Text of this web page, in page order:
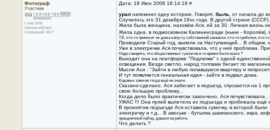
Фотограф
Участник
с янв 2006
Чкаловский-Круг
Сообщений: 8617
Дата: 18 Июн 2008 18:14:19 #
уралнапомнил одну историю. Говорят, быль, от начала до
Случилось это 31 декабря 19хх года. В другой стране
Жила была женщина, назовём Ася, ей за 30. Личная жизнь не
Жила одна, в подмосковном Калининграде (ныне - Королёв).
Т.Е. кто-то приносит их дома капусту собственной закваски, кто-то грибочки,
Проводили Старый год, выпили за Наступающий... В общем,
Уже в электричке Ася почувствовала, что у неё проблема.
Надо говорить, что общественных туалетов в то время было мало ?
Выходит она на платформе "Подлипки" с одной
освещения. Везде светло, народ толпами бегает по
Мысли Аси : "Зайти в любую попавшуюся квартиру и
И тут появляется гениальная идея - зайти в подвал дома.
Кодовых замков тогда ещё не знали.
Сказано-сделано. Ася забегает в подъезд, спускается на 1
свою большую проблему...
Когда дело было практически закончено, Ася почувствовала ,
УЖАС !!! Она пулей вылетела из подъезда и пробежала ещё
В проклятом подъезде Ася оставила сумочку, в которой
электричку и т.д... В авоське - бутылка шампанского, икра,
праздничный набор, давали на работе.
Что делать ?